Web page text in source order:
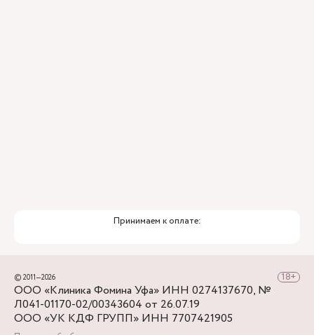
Принимаем к оплате:
© 2011—2026
ООО «Клиника Фомина Уфа» ИНН 0274137670, №
Л041-01170-02/00343604 от 26.07.19
ООО «УК КДФ ГРУПП» ИНН 7707421905